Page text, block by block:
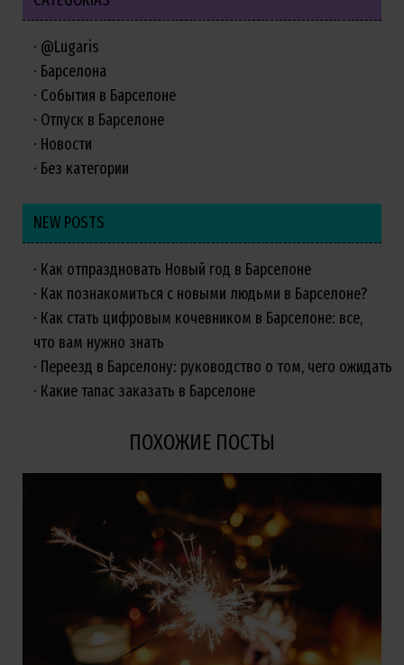
@Lugaris
Барселона
События в Барселоне
Отпуск в Барселоне
Новости
Без категории
NEW POSTS
Как отпраздновать Новый год в Барселоне
Как познакомиться с новыми людьми в Барселоне?
Как стать цифровым кочевником в Барселоне: все,
что вам нужно знать
Переезд в Барселону: руководство о том, чего ожидать
Какие тапас заказать в Барселоне
ПОХОЖИЕ ПОСТЫ